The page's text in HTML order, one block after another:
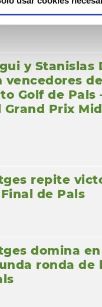
y Stanislas
vencedores
Golf de Pals
Grand Prix
repite
de Pals
domina
ronda de